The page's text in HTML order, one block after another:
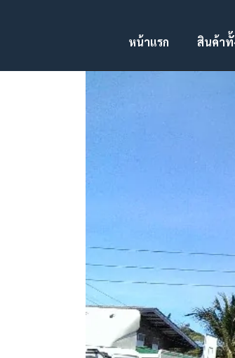
หน้าแรก สินค้า